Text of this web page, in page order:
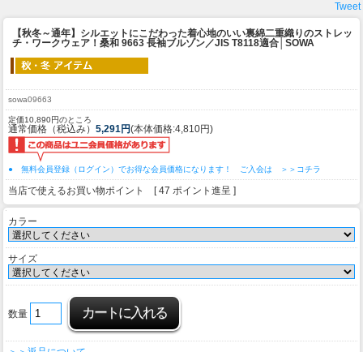
Tweet
【秋冬～通年】シルエットにこだわった着心地のいい裏綿二重織りのストレッ
チ・ワークウェア！ 桑和 9663 長袖ブルゾン／JIS T8118適合│SOWA
sowa09663
定価10,890円のところ
通常価格（税込み） 5,291円(本体価格:4,810円)
● 無料会員登録（ログイン）でお得な会員価格になります！ ご入会は ＞＞コチラ
当店で使えるお買い物ポイント [ 47 ポイント進呈 ]
カラー
サイズ
数量